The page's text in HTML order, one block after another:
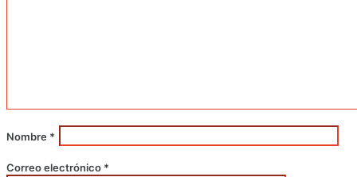
Nombre *
Correo electrónico *